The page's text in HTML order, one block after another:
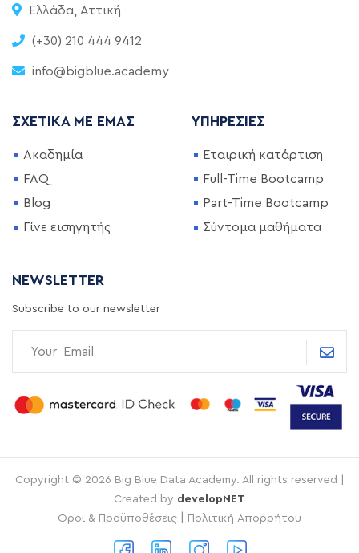
Ελλάδα, Αττική
(+30) 210 444 9412
info@bigblue.academy
ΣΧΕΤΙΚΆ ΜΕ ΕΜΆΣ
Ακαδημία
FAQ
Blog
Γίνε εισηγητής
ΥΠΗΡΕΣΊΕΣ
Εταιρική κατάρτιση
Full-Time Bootcamp
Part-Time Bootcamp
Σύντομα μαθήματα
NEWSLETTER
Subscribe to our newsletter
Copyright © 2026 Big Blue Data Academy. All rights reserved |
Created by developNET
Οροι & Προϋποθέσεις
Πολιτική Απορρήτου